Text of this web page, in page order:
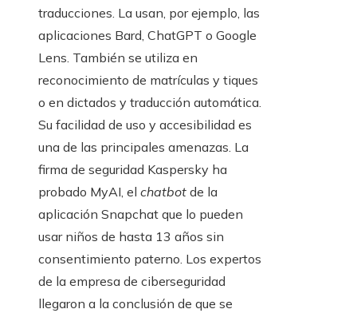
traducciones. La usan, por ejemplo, las
aplicaciones Bard, ChatGPT o Google
Lens. También se utiliza en
reconocimiento de matrículas y tiques
o en dictados y traducción automática.
Su facilidad de uso y accesibilidad es
una de las principales amenazas. La
firma de seguridad Kaspersky ha
probado MyAI, el chatbot de la
aplicación Snapchat que lo pueden
usar niños de hasta 13 años sin
consentimiento paterno. Los expertos
de la empresa de ciberseguridad
llegaron a la conclusión de que se